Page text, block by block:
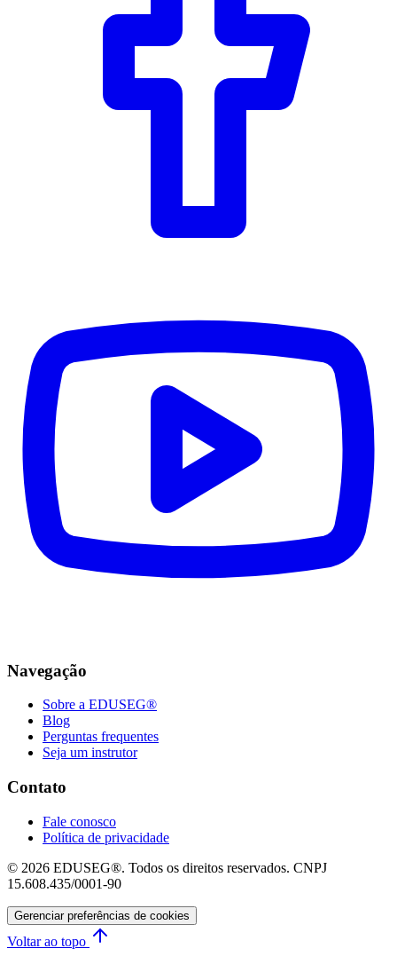
Navegação
Sobre a EDUSEG®
Blog
Perguntas frequentes
Seja um instrutor
Contato
Fale conosco
Política de privacidade
© 2026 EDUSEG®. Todos os direitos reservados. CNPJ
15.608.435/0001-90
Gerenciar preferências de cookies
Voltar ao topo